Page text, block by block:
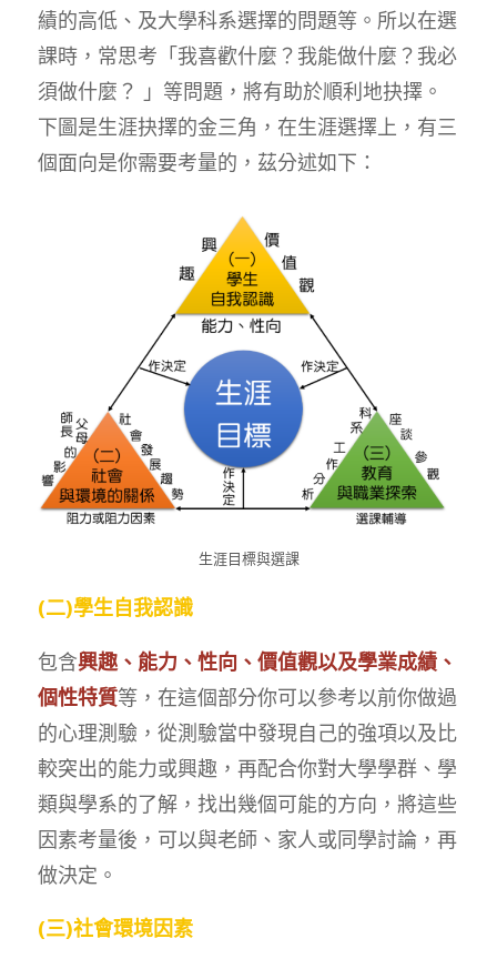
績的高低、及大學科系選擇的問題等。所以在選
課時，常思考「我喜歡什麼？我能做什麼？我必
須做什麼？ 」等問題，將有助於順利地抉擇。
下圖是生涯抉擇的金三角，在生涯選擇上，有三
個面向是你需要考量的，茲分述如下：
生涯目標與選課
(二)學生自我認識
包含興趣、能力、性向、價值觀以及學業成績、
個性特質等，在這個部分你可以參考以前你做過
的心理測驗，從測驗當中發現自己的強項以及比
較突出的能力或興趣，再配合你對大學學群、學
類與學系的了解，找出幾個可能的方向，將這些
因素考量後，可以與老師、家人或同學討論，再
做決定。
(三)社會環境因素